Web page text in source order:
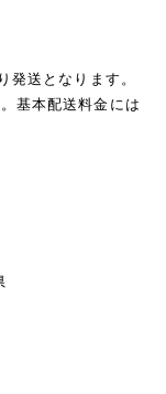
発送となります。
基本配送料金には